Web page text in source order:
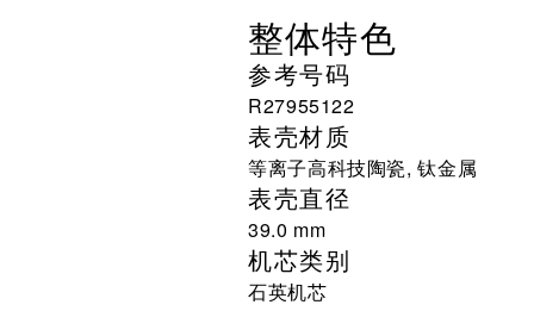
整体特色
参考号码
R27955122
表壳材质
等离子高科技陶瓷, 钛金属
表壳直径
39.0 mm
机芯类别
石英机芯